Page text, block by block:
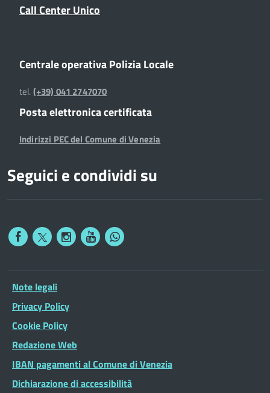
Call Center Unico
Centrale operativa Polizia Locale
tel.(+39) 041 2747070
Posta elettronica certificata
Indirizzi PEC del Comune di Venezia
Seguici e condividi su
Note legali
Privacy Policy
Cookie Policy
Redazione Web
IBAN pagamenti al Comune di Venezia
Dichiarazione di accessibilità